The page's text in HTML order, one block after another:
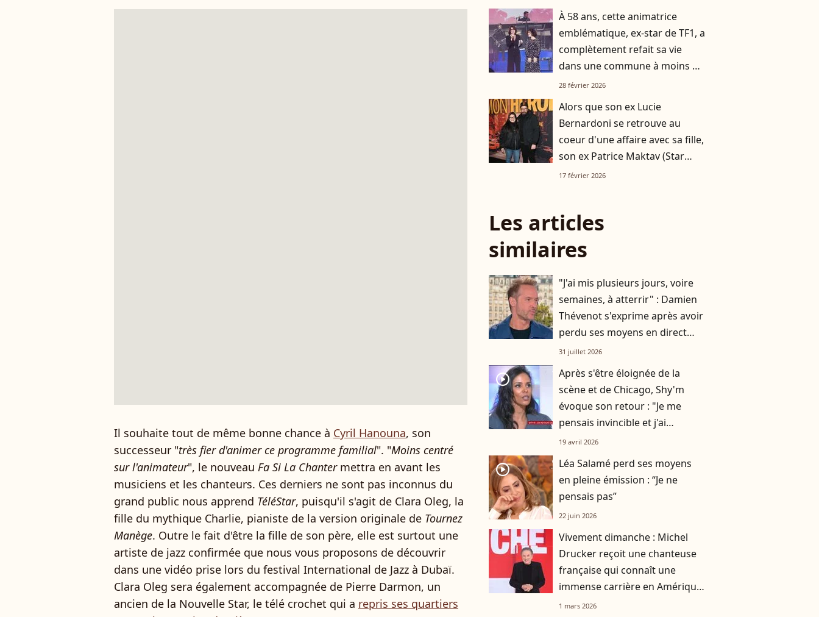
Il souhaite tout de même bonne chance à Cyril Hanouna, son
successeur "très fier d'animer ce programme familial". "Moins centré
sur l'animateur", le nouveau Fa Si La Chantermettra en avant les
musiciens et les chanteurs. Ces derniers ne sont pas inconnus du
grand public nous apprend TéléStar, puisqu'il s'agit de Clara Oleg, la
fille du mythique Charlie, pianiste de la version originale de Tournez
Manège. Outre le fait d'être la fille de son père, elle est surtout une
artiste de jazz confirmée que nous vous proposons de découvrir
dans une vidéo prise lors du festival International de Jazz à Dubaï.
Clara Oleg sera également accompagnée de Pierre Darmon, un
ancien de la Nouvelle Star, le télé crochet qui a repris ses quartiers
malgré tout ?
À 58 ans, cette animatrice
emblématique, ex-star de TF1, a
complètement refait sa vie
dans une commune à moins de
deux heures d’avion de Paris
28 février 2026
Alors que son ex Lucie
Bernardoni se retrouve au
coeur d'une affaire avec sa fille,
son ex Patrice Maktav (Star
Academy) a retrouvé l'amour
17 février 2026
Les articles
similaires
"J'ai mis plusieurs jours, voire
semaines, à atterrir" : Damien
Thévenot s'exprime après avoir
perdu ses moyens en direct
dans Télématin
31 juillet 2026
player2
Après s'être éloignée de la
scène et de Chicago, Shy'm
évoque son retour : "Je me
pensais invincible et j'ai
découvert que je ne l'étais pas"
19 avril 2026
player2
Léa Salamé perd ses moyens
en pleine émission : “Je ne
pensais pas”
22 juin 2026
Vivement dimanche : Michel
Drucker reçoit une chanteuse
française qui connaît une
immense carrière en Amérique
du Sud !
1 mars 2026